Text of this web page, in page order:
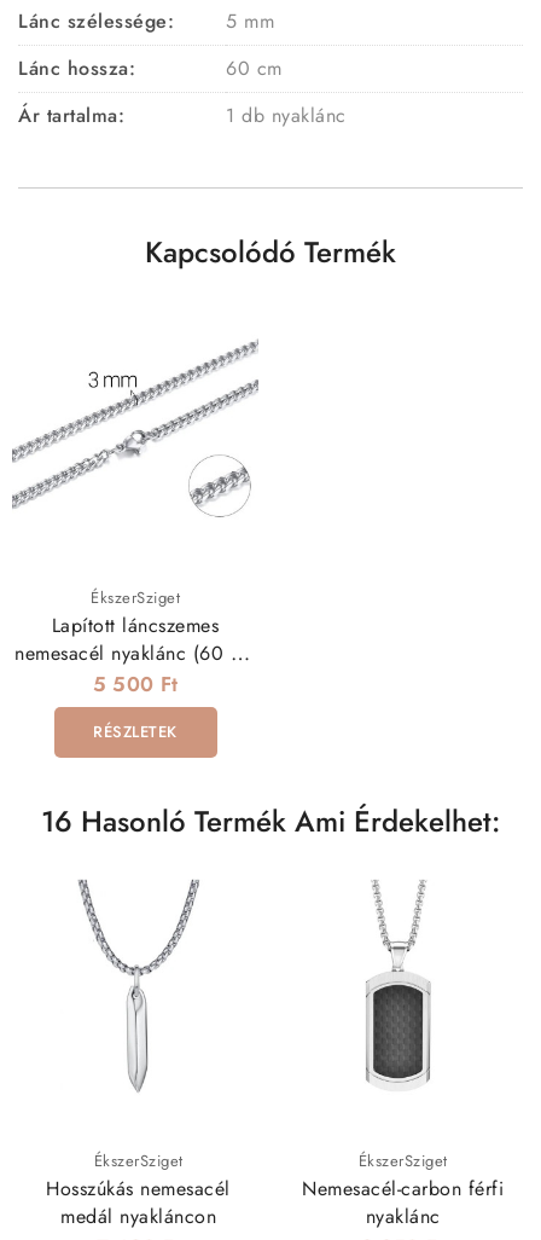
Lánc szélessége:
5 mm
Lánc hossza:
60 cm
Ár tartalma:
1 db nyaklánc
Kapcsolódó Termék
ÉkszerSziget
Lapított láncszemes
nemesacél nyaklánc (60 cm
- 3 mm)
5 500 Ft
RÉSZLETEK
16 Hasonló Termék Ami Érdekelhet:
ÉkszerSziget
Hosszúkás nemesacél
medál nyakláncon
ÉkszerSziget
Nemesacél-carbon férfi
nyaklánc